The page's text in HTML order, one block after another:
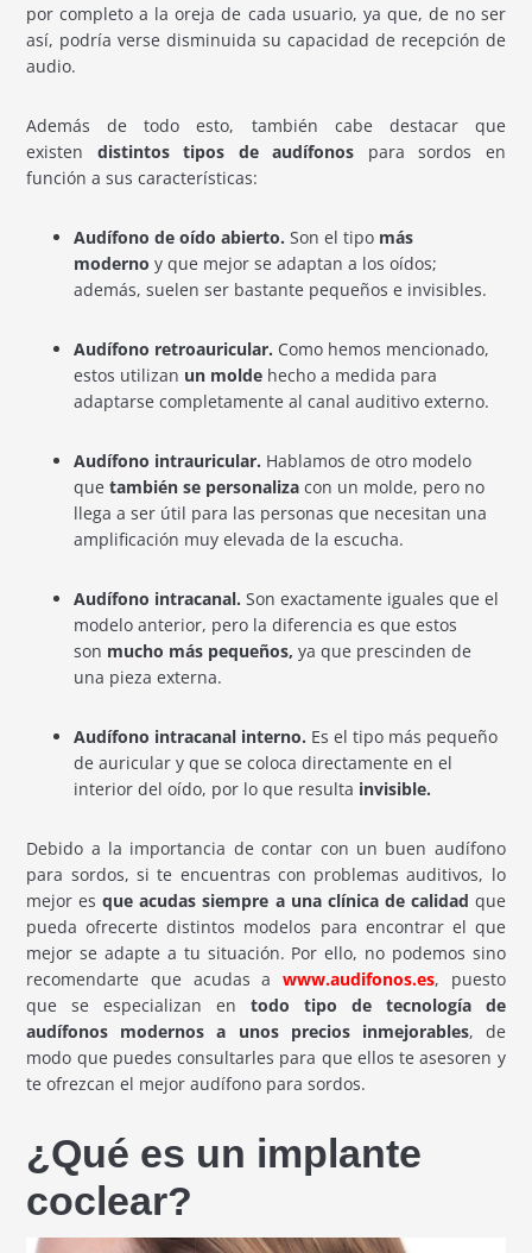
por completo a la oreja de cada usuario, ya que, de no ser
así, podría verse disminuida su capacidad de recepción de
audio.
Además de todo esto, también cabe destacar que
existen distintos tipos de audífonos para sordos en
función a sus características:
Audífono de oído abierto. Son el tipo más
moderno y que mejor se adaptan a los oídos;
además, suelen ser bastante pequeños e invisibles.
Audífono retroauricular. Como hemos mencionado,
estos utilizan un molde hecho a medida para
adaptarse completamente al canal auditivo externo.
Audífono intrauricular. Hablamos de otro modelo
quetambién se personaliza con un molde, pero no
llega a ser útil para las personas que necesitan una
amplificación muy elevada de la escucha.
Audífono intracanal.Son exactamente iguales que el
modelo anterior, pero la diferencia es que estos
son mucho más pequeños, ya que prescinden de
una pieza externa.
Audífono intracanal interno. Es el tipo más pequeño
de auricular y que se coloca directamente en el
interior del oído, por lo que resulta invisible.
Debido a la importancia de contar con un buen audífono
para sordos, si te encuentras con problemas auditivos, lo
mejor es que acudas siempre a una clínica de calidad que
pueda ofrecerte distintos modelos para encontrar el que
mejor se adapte a tu situación. Por ello, no podemos sino
recomendarte que acudas a www.audifonos.es, puesto
que se especializan en todo tipo de tecnología de
audífonos modernos a unos precios inmejorables, de
modo que puedes consultarles para que ellos te asesoren y
te ofrezcan el mejor audífono para sordos.
¿Qué es un implante
coclear?